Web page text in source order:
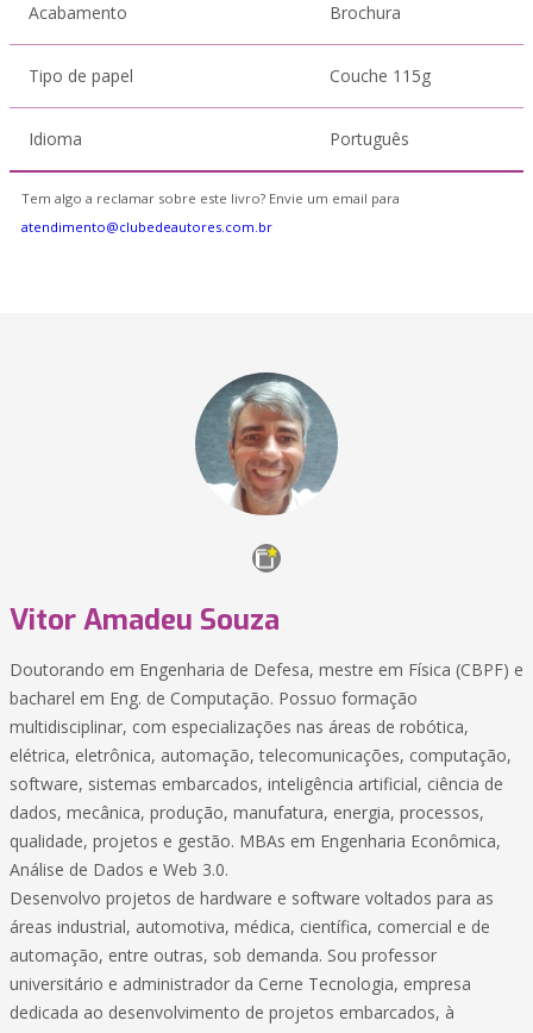
Acabamento Brochura
Tipo de papel Couche 115g
Idioma Português
Tem algo a reclamar sobre este livro? Envie um email para
atendimento@clubedeautores.com.br
Vitor Amadeu Souza
Doutorando em Engenharia de Defesa, mestre em Física (CBPF) e
bacharel em Eng. de Computação. Possuo formação
multidisciplinar, com especializações nas áreas de robótica,
elétrica, eletrônica, automação, telecomunicações, computação,
software, sistemas embarcados, inteligência artificial, ciência de
dados, mecânica, produção, manufatura, energia, processos,
qualidade, projetos e gestão. MBAs em Engenharia Econômica,
Análise de Dados e Web 3.0.
Desenvolvo projetos de hardware e software voltados para as
áreas industrial, automotiva, médica, científica, comercial e de
automação, entre outras, sob demanda. Sou professor
universitário e administrador da Cerne Tecnologia, empresa
dedicada ao desenvolvimento de projetos embarcados, à